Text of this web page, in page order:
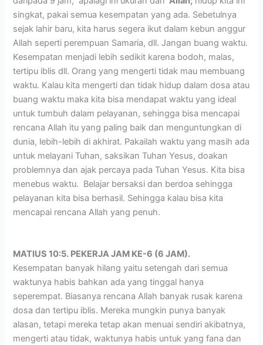
singkat, pakai semua kesempatan yang ada. Sebetulnya
sejak lahir baru, kita harus segera ikut dalam kebun anggur
Allah seperti perempuan Samaria, dll. Jangan buang waktu.
Kesempatan menjadi lebih sedikit karena bodoh, malas,
tertipu iblis dll. Orang yang mengerti tidak mau membuang
waktu. Kalau kita mengerti dan tidak hidup dalam dosa atau
buang waktu maka kita bisa mendapat waktu yang ideal
untuk tumbuh dalam pelayanan, sehingga bisa mencapai
rencana Allah itu yang paling baik dan menguntungkan di
dunia, lebih-lebih di akhirat. Pakailah waktu yang masih ada
untuk melayani Tuhan, saksikan Tuhan Yesus, doakan
problemnya dan ajak percaya pada Tuhan Yesus. Kita bisa
menebus waktu. Belajar bersaksi dan berdoa sehingga
pelayanan kita bisa berhasil. Sehingga kalau bisa kita
mencapai rencana Allah yang penuh.
MATIUS 10:5. PEKERJA JAM KE-6 (6 JAM).
Kesempatan banyak hilang yaitu setengah dari semua
waktunya habis bahkan ada yang tinggal hanya
seperempat. Biasanya rencana Allah banyak rusak karena
dosa dan tertipu iblis. Mereka mungkin punya banyak
alasan, tetapi mereka tetap akan menuai sendiri akibatnya,
mengerti atau tidak, waktunya habis untuk yang fana dan